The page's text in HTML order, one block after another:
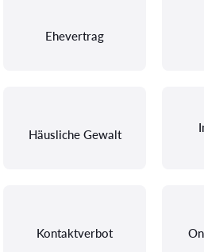
Ehevertrag
Häusliche Gewalt
Kontaktverbot